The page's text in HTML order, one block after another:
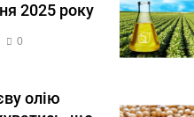
2025 року
0
олію